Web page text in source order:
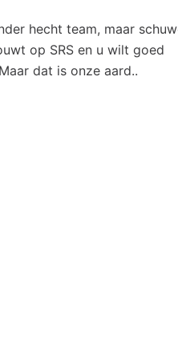
hecht team, maar
op SRS en u wilt goed
dat is onze aard..